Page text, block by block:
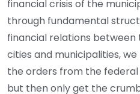
financial crisis of the
through fundamental
financial relations between
cities and municipalities,
the orders from the
but then only get the